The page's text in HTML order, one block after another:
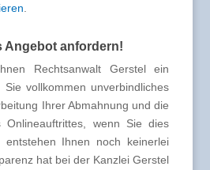
Angebot anfordern!
Rechtsanwalt Gerstel ein
vollkommen unverbindliches
Ihrer Abmahnung und die
Onlineauftrittes, wenn Sie dies
entstehen Ihnen noch keinerlei
hat bei der Kanzlei Gerstel